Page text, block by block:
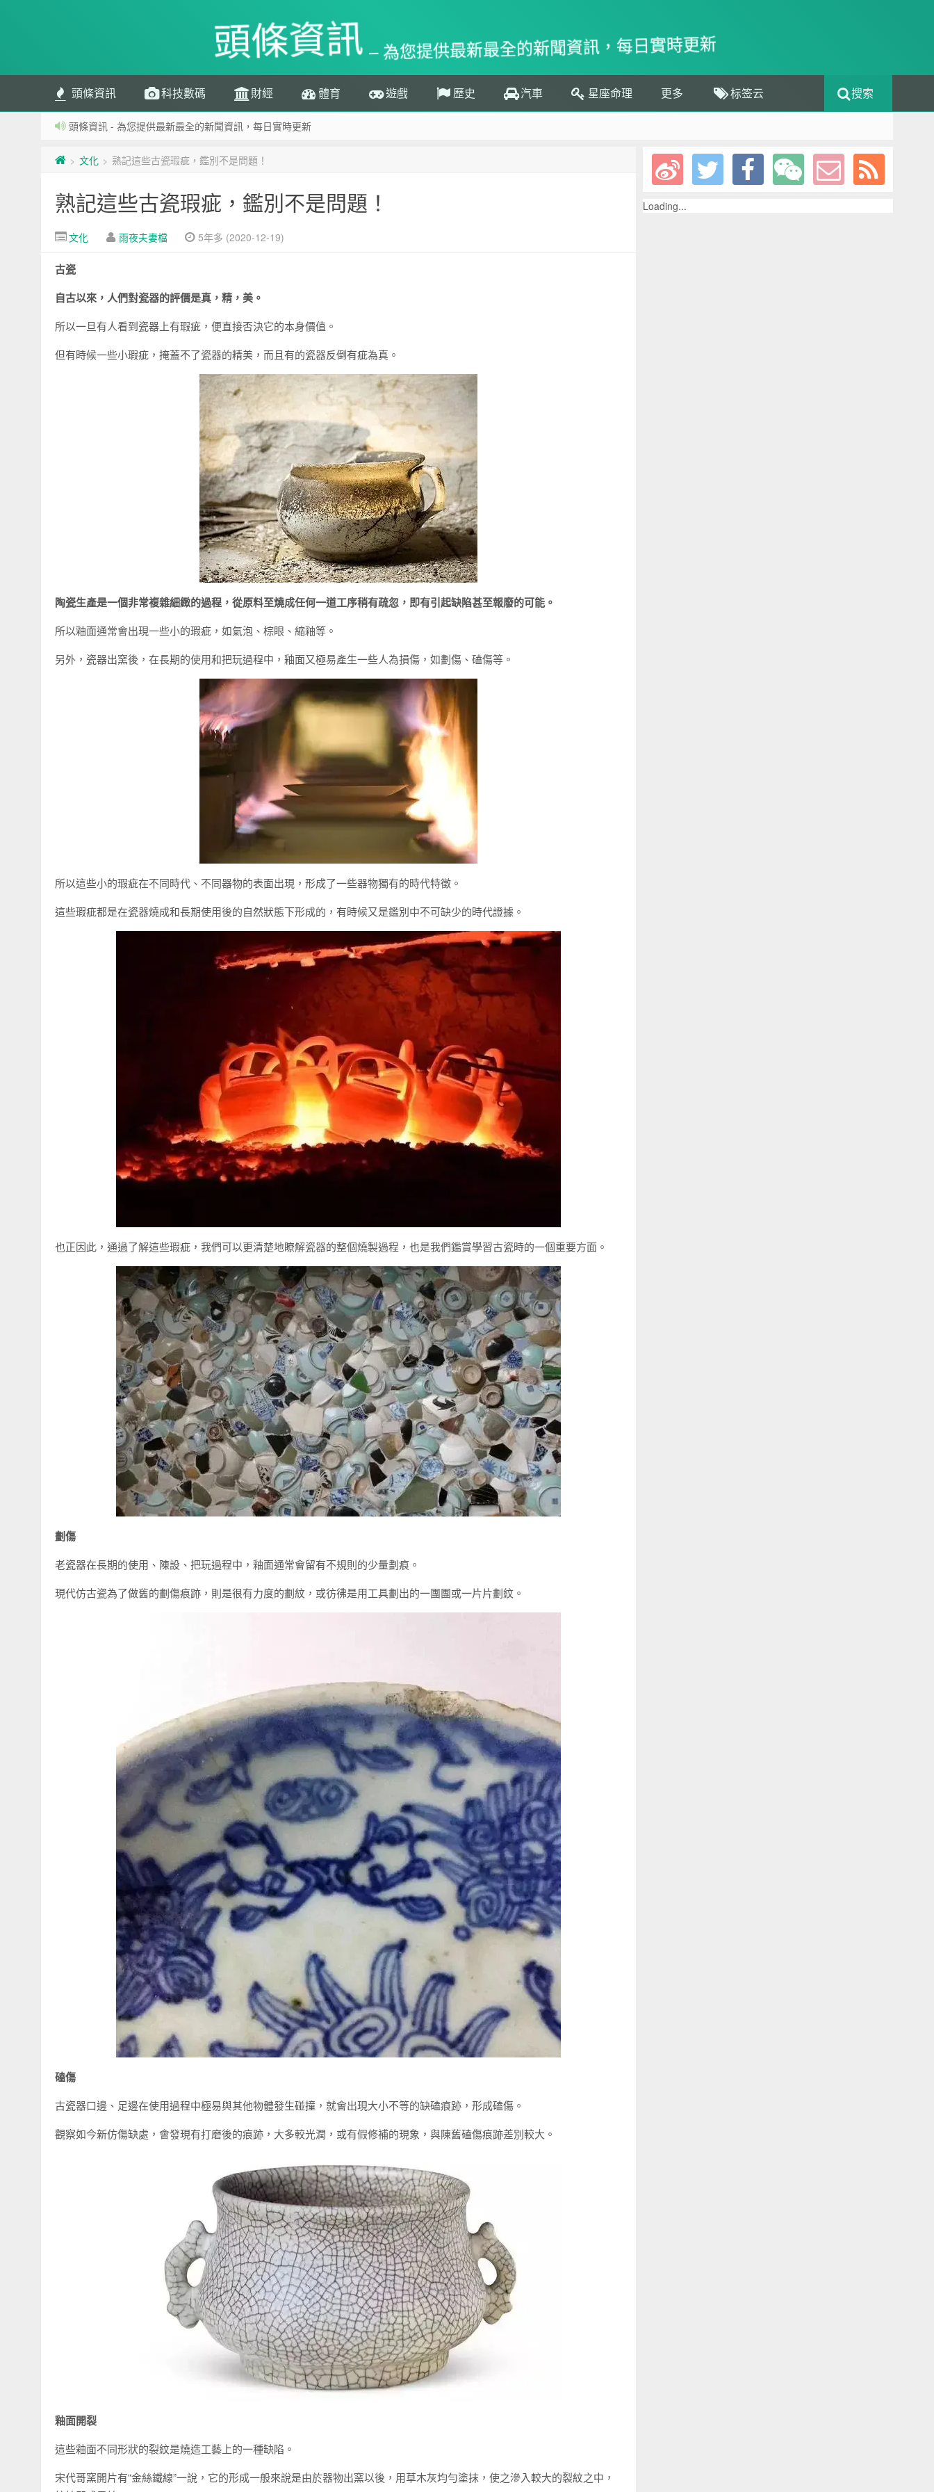
頭條資訊– 為您提供最新最全的新聞資訊，每日實時更新
頭條資訊 科技數碼 財經 體育 遊戲 歷史 汽車 星座命理 更多 标签云 搜索
頭條資訊 - 為您提供最新最全的新聞資訊，每日實時更新
> 文化 > 熟記這些古瓷瑕疵，鑑別不是問題！
熟記這些古瓷瑕疵，鑑別不是問題！
文化 雨夜夫妻檔 5年多 (2020-12-19)
古瓷
自古以來，人們對瓷器的評價是真，精，美。
所以一旦有人看到瓷器上有瑕疵，便直接否決它的本身價值。
但有時候一些小瑕疵，掩蓋不了瓷器的精美，而且有的瓷器反倒有疵為真。
陶瓷生產是一個非常複雜細緻的過程，從原料至燒成任何一道工序稍有疏忽，即有引起缺陷甚至報廢的可能。
所以釉面通常會出現一些小的瑕疵，如氣泡、棕眼、縮釉等。
另外，瓷器出窯後，在長期的使用和把玩過程中，釉面又極易產生一些人為損傷，如劃傷、磕傷等。
所以這些小的瑕疵在不同時代、不同器物的表面出現，形成了一些器物獨有的時代特徵。
這些瑕疵都是在瓷器燒成和長期使用後的自然狀態下形成的，有時候又是鑑別中不可缺少的時代證據。
也正因此，通過了解這些瑕疵，我們可以更清楚地瞭解瓷器的整個燒製過程，也是我們鑑賞學習古瓷時的一個重要方面。
劃傷
老瓷器在長期的使用、陳設、把玩過程中，釉面通常會留有不規則的少量劃痕。
現代仿古瓷為了做舊的劃傷痕跡，則是很有力度的劃紋，或彷彿是用工具劃出的一團團或一片片劃紋。
磕傷
古瓷器口邊、足邊在使用過程中極易與其他物體發生碰撞，就會出現大小不等的缺磕痕跡，形成磕傷。
觀察如今新仿傷缺處，會發現有打磨後的痕跡，大多較光潤，或有假修補的現象，與陳舊磕傷痕跡差別較大。
釉面開裂
這些釉面不同形狀的裂紋是燒造工藝上的一種缺陷。
宋代哥窯開片有“金絲鐵線”一說，它的形成一般來說是由於器物出窯以後，用草木灰均勻塗抹，使之滲入較大的裂紋之中，
Loading...